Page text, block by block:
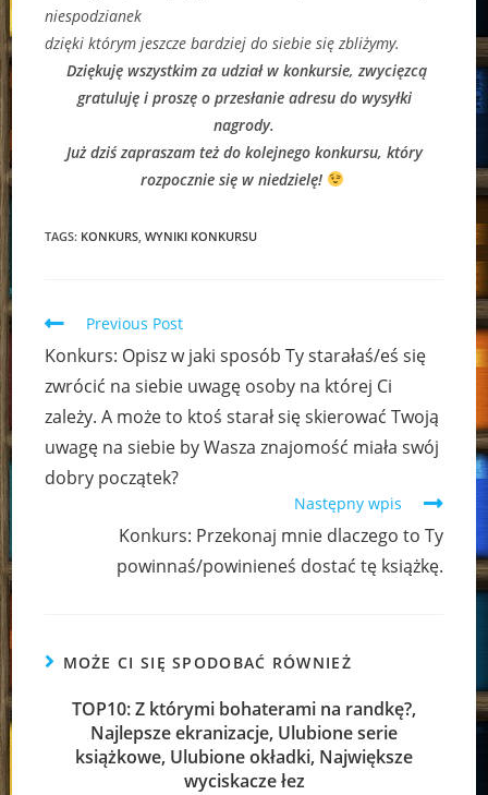
niespodzianek
dzięki którym jeszcze bardziej do siebie się zbliżymy.
Dziękuję wszystkim za udział w konkursie, zwycięzcą
gratuluję i proszę o przesłanie adresu do wysyłki
nagrody.
Już dziś zapraszam też do kolejnego konkursu, który
rozpocznie się w niedzielę!
TAGS: KONKURS WYNIKI KONKURSU
Read
articles
Previous Post
Konkurs: Opisz w jaki sposób Ty starałaś/eś się
zwrócić na siebie uwagę osoby na której Ci
zależy. A może to ktoś starał się skierować Twoją
uwagę na siebie by Wasza znajomość miała swój
dobry początek?
Następny wpis
Konkurs: Przekonaj mnie dlaczego to Ty
powinnaś/powinieneś dostać tę książkę.
MOŻE CI SIĘ SPODOBAĆ RÓWNIEŻ
TOP10: Z którymi bohaterami na randkę?,
Najlepsze ekranizacje, Ulubione serie
książkowe, Ulubione okładki, Największe
wyciskacze łez